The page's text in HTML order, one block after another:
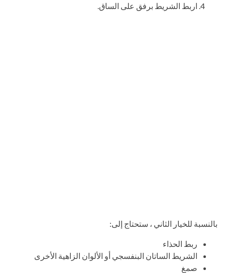
اربط الشريط برفق على الساق.
بالنسبة للخيار الثاني ، ستحتاج إلى:
ربط الحذاء
الشريط الساتان البنفسجي أو الألوان الزاهية الأخرى
صمغ